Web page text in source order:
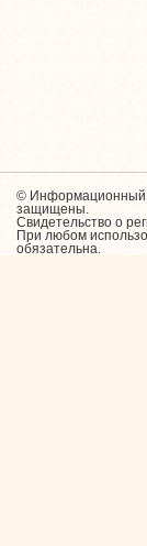
© Информационный
защищены.
Свидетельство о
При любом
обязательна.